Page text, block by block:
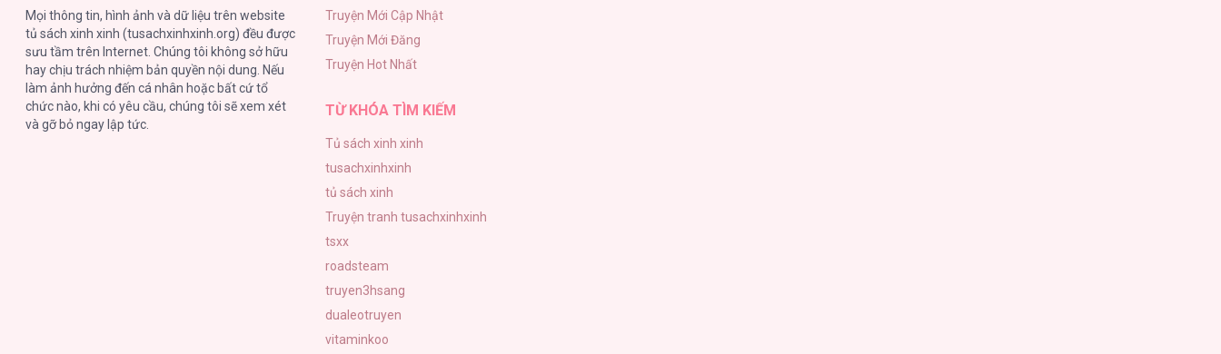
Mọi thông tin, hình ảnh và dữ liệu trên website
tủ sách xinh xinh (tusachxinhxinh.org) đều được
sưu tầm trên Internet. Chúng tôi không sở hữu
hay chịu trách nhiệm bản quyền nội dung. Nếu
làm ảnh hưởng đến cá nhân hoặc bất cứ tổ
chức nào, khi có yêu cầu, chúng tôi sẽ xem xét
và gỡ bỏ ngay lập tức.
Truyện Mới Cập Nhật
Truyện Mới Đăng
Truyện Hot Nhất
TỪ KHÓA TÌM KIẾM
Tủ sách xinh xinh
tusachxinhxinh
tủ sách xinh
Truyện tranh tusachxinhxinh
tsxx
roadsteam
truyen3hsang
dualeotruyen
vitaminkoo